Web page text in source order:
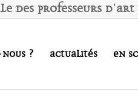
des Professeurs d'Art
? Actualités En